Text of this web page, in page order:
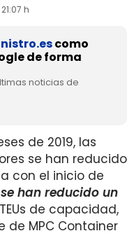
h
como
de forma
noticias de
de 2019, las
se han reducido
con el inicio de
han reducido un
de capacidad,
MPC Container